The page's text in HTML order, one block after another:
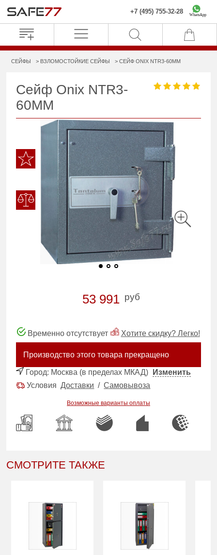
+7 (495) 755-32-28 WhatsApp
СЕЙФЫ ВЗЛОМОСТОЙКИЕ СЕЙФЫ СЕЙФ ONIX NTR3-60MM
Сейф Onix NTR3-
60MM
53 991 руб
Временно отсутствует Хотите скидку? Легко!
Производство этого товара прекращено
Город: Москва (в пределах МКАД)
Изменить
УсловияДоставки /Самовывоза
Возможные варианты оплаты
СМОТРИТЕ ТАКЖЕ